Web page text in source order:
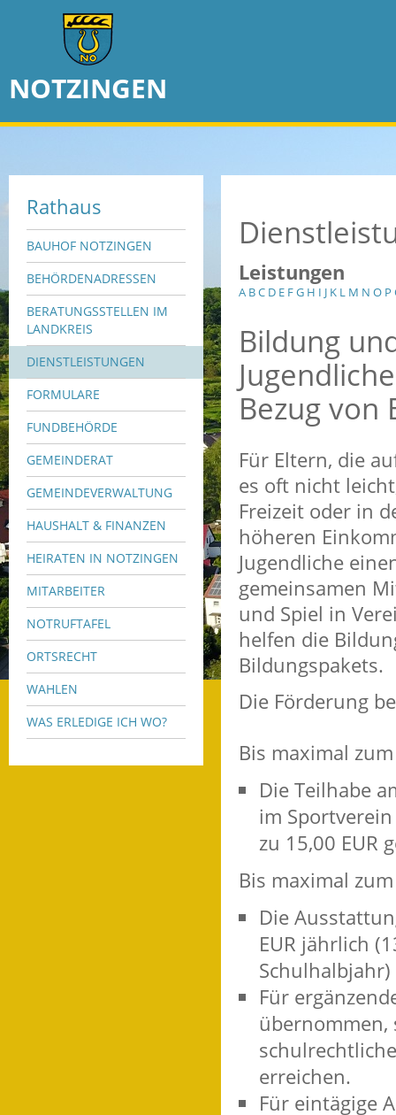
NOTZINGEN
Rathaus
BAUHOF NOTZINGEN
BEHÖRDENADRESSEN
BERATUNGSSTELLEN IM
LANDKREIS
DIENSTLEISTUNGEN
FORMULARE
FUNDBEHÖRDE
GEMEINDERAT
GEMEINDEVERWALTUNG
HAUSHALT & FINANZEN
HEIRATEN IN NOTZINGEN
MITARBEITER
NOTRUFTAFEL
ORTSRECHT
WAHLEN
WAS ERLEDIGE ICH WO?
Leistungen
A BC D E FG H I J K L M N O P
Bildung
Bezug von
Für Eltern, die
es oft nicht
Freizeit oder in
höheren
Jugendliche
gemeinsamen
und Spiel in
helfen die
Bildungspakets.
Die Förderung
Bis maximal
Die Teilhabe
im
zu 15,00 EUR
Bis maximal
Die
EUR jährlich
Für
übernommen,
erreichen.
Für eintägige